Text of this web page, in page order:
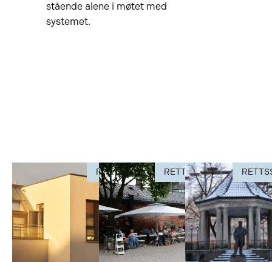
stående alene i møtet med
systemet.
RETTSSAK RETTSSAK